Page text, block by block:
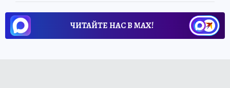
ЧИТАЙТЕ НАС В МАХ!